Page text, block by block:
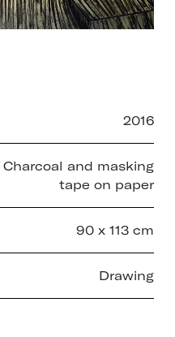
2016
Charcoal and masking
tape on paper
90 x 113 cm
Drawing